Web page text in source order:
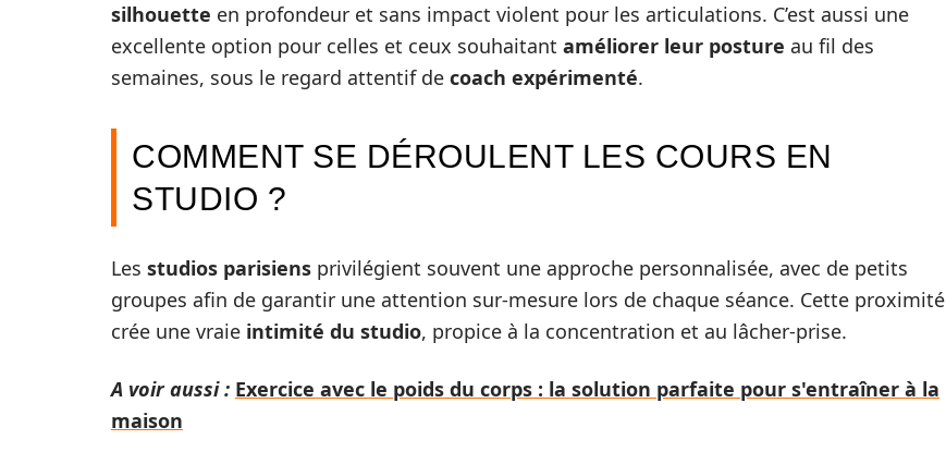
silhouette en profondeur et sans impact violent pour les articulations. C’est aussi une
excellente option pour celles et ceux souhaitant améliorer leur posture au fil des
semaines, sous le regard attentif de coach expérimenté.
COMMENT SE DÉROULENT LES COURS EN
STUDIO ?
Les studios parisiens privilégient souvent une approche personnalisée, avec de petits
groupes afin de garantir une attention sur-mesure lors de chaque séance. Cette proximité
crée une vraie intimité du studio, propice à la concentration et au lâcher-prise.
A voir aussi : Exercice avec le poids du corps : la solution parfaite pour s'entraîner à la
maison